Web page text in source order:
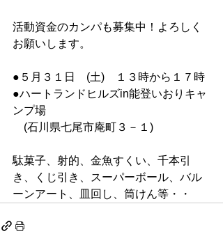
活動資金のカンパも募集中！よろしく
お願いします。
●５月３１日　(土)　１３時から１７時
●ハートランドヒルズin能登いおりキャ
ンプ場
(石川県七尾市庵町３－１)
駄菓子、射的、金魚すくい、千本引
き、くじ引き、スーパーボール、バル
ーンアート、皿回し、筒けん等・・